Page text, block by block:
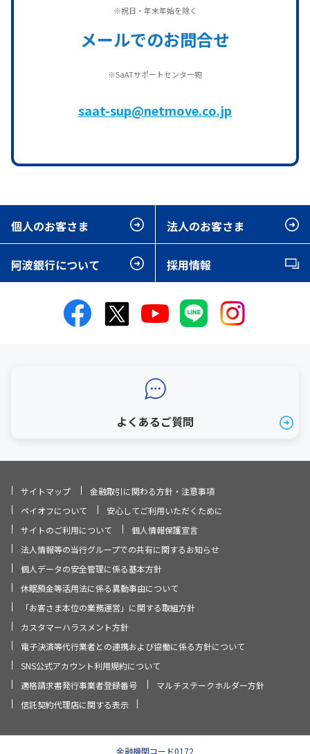
※祝日・年末年始を除く
メールでのお問合せ
※SaATサポートセンター宛
saat-sup@netmove.co.jp
個人のお客さま 法人のお客さま
阿波銀行について 採用情報
よくあるご質問
サイトマップ
金融取引に関わる方針・注意事項
ペイオフについて
安心してご利用いただくために
サイトのご利用について
個人情報保護宣言
法人情報等の当行グループでの共有に関するお知らせ
個人データの安全管理に係る基本方針
休眠預金等活用法に係る異動事由について
「お客さま本位の業務運営」に関する取組方針
カスタマーハラスメント方針
電子決済等代行業者との連携および協働に係る方針について
SNS公式アカウント利用規約について
適格請求書発行事業者登録番号
マルチステークホルダー方針
信託契約代理店に関する表示
金融機関コード0172